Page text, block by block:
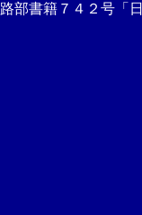
部書籍７４２号「